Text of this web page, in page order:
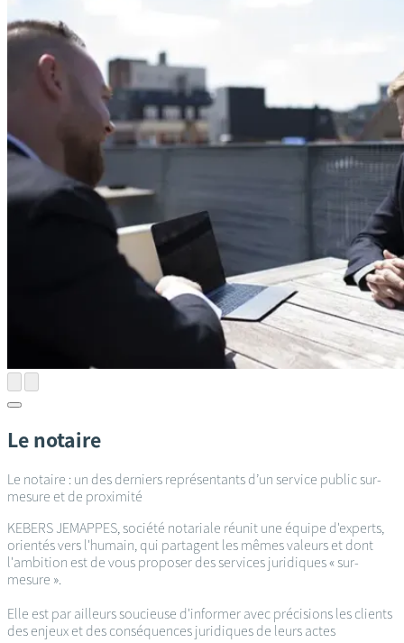
Le notaire
Le notaire : un des derniers représentants d’un service public sur-
mesure et de proximité
KEBERS JEMAPPES, société notariale réunit une équipe d'experts,
orientés vers l'humain, qui partagent les mêmes valeurs et dont
l'ambition est de vous proposer des services juridiques « sur-
mesure ».
Elle est par ailleurs soucieuse d'informer avec précisions les clients
des enjeux et des conséquences juridiques de leurs actes